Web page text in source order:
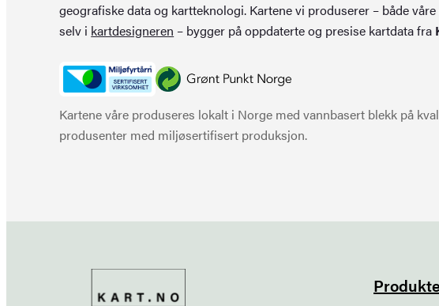
geografiske data og kartteknologi. Kartene vi produserer – både
selv i kartdesigneren – bygger på oppdaterte og presise kartdata fra
Kartene våre produseres lokalt i Norge med vannbasert blekk på
produsenter med miljøsertifisert produksjon.